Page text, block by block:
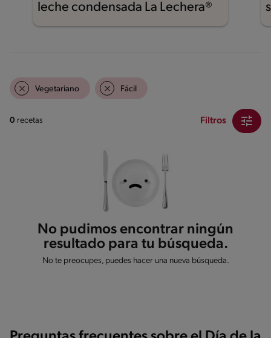
leche condensada La Lechera®
Vegetariano Fácil
0 recetas Filtros
No pudimos encontrar ningún
resultado para tu búsqueda.
No te preocupes, puedes hacer una nueva búsqueda.